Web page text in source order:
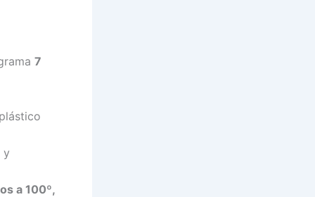
7
y
a 100º,